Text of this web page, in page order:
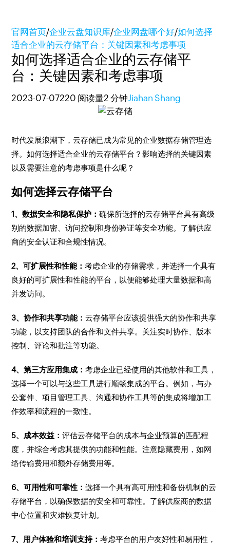
官网首页/企业云盘知识库/企业网盘哪个好/如何选择
适合企业的云存储平台：关键因素和考虑事项
如何选择适合企业的云存储平
台：关键因素和考虑事项
2023-07-07220 阅读量2 分钟Jiahan Shang
时代发展浪潮下，云存储已成为常见的企业数据存储管理选
择。如何选择适合企业的云存储平台？影响选择的关键因素
以及需要注意的考虑事项是什么呢？
如何选择云存储平台
1、数据安全和隐私保护：确保所选择的云存储平台具有高级
别的数据加密、访问控制和身份验证等安全功能。了解供应
商的安全认证和合规性情况。
2、可扩展性和性能：考虑企业的存储需求，并选择一个具有
良好的可扩展性和性能的平台，以便能够处理大量数据和高
并发访问。
3、协作和共享功能：云存储平台应该提供强大的协作和共享
功能，以支持团队的合作和文件共享。关注实时协作、版本
控制、评论和批注等功能。
4、第三方应用集成：考虑企业已经使用的其他软件和工具，
选择一个可以与这些工具进行顺畅集成的平台。例如，与办
公套件、项目管理工具、沟通和协作工具等的集成将增加工
作效率和流程的一致性。
5、成本效益：评估云存储平台的成本与企业预算的匹配程
度，并综合考虑其提供的功能和性能。注意隐藏费用，如网
络传输费用和额外存储费用等。
6、可用性和可靠性：选择一个具有高可用性和备份机制的云
存储平台，以确保数据的安全和可靠性。了解供应商的数据
中心位置和灾难恢复计划。
7、用户体验和培训支持：考虑平台的用户友好性和易用性，